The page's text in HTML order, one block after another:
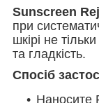
Sunscreen
при
шкірі не
та гладкість.
Спосіб
Наносите